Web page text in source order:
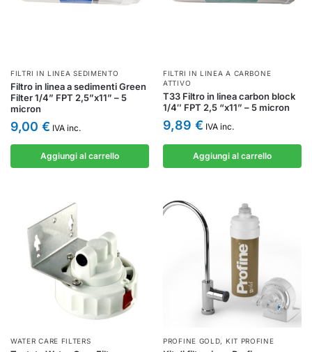
FILTRI IN LINEA SEDIMENTO
Filtro in linea a sedimenti Green
Filter 1/4” FPT 2,5”x11” – 5
micron
9,00 € IVA inc.
Aggiungi al carrello
FILTRI IN LINEA A CARBONE
ATTIVO
T33 Filtro in linea carbon block
1/4″ FPT 2,5 “x11” – 5 micron
9,89 € IVA inc.
Aggiungi al carrello
WATER CARE FILTERS PROFINE GOLD, KIT PROFINE